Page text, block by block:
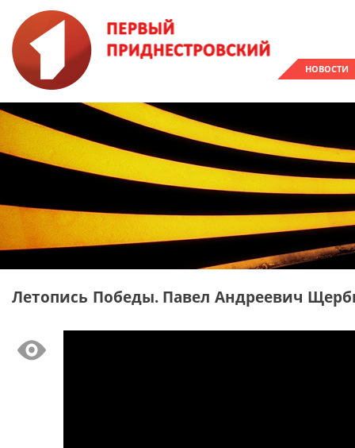
НОВОСТИ
Летопись Победы. Павел Андреевич